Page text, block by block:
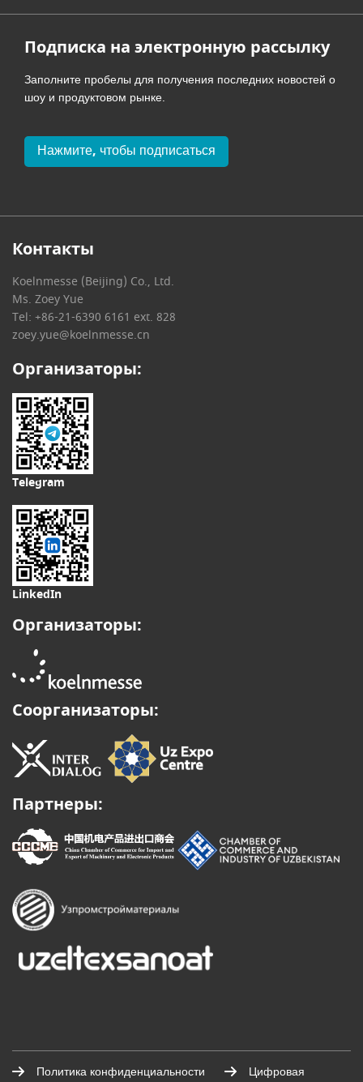
Подписка на электронную рассылку
Заполните пробелы для получения последних новостей о
шоу и продуктовом рынке.
Нажмите, чтобы подписаться
Контакты
Koelnmesse (Beijing) Co., Ltd.
Ms. Zoey Yue
Tel: +86-21-6390 6161 ext. 828
zoey.yue@koelnmesse.cn
Организаторы:
Telegram
LinkedIn
Организаторы:
Соорганизаторы:
Партнеры:
Политика конфиденциальности
Цифровая